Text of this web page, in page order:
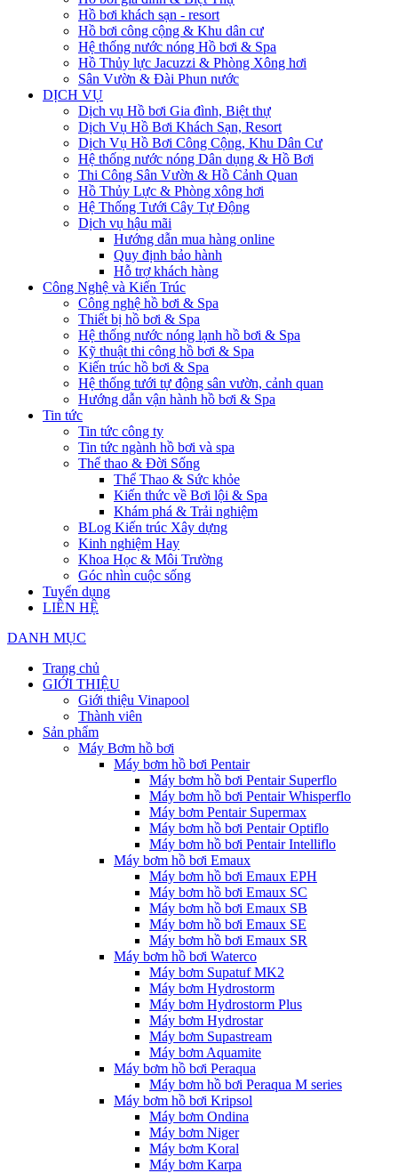
Hồ bơi khách sạn - resort
Hồ bơi công cộng & Khu dân cư
Hệ thống nước nóng Hồ bơi & Spa
Hồ Thủy lực Jacuzzi & Phòng Xông hơi
Sân Vườn & Đài Phun nước
DỊCH VỤ
Dịch vụ Hồ bơi Gia đình, Biệt thự
Dịch Vụ Hồ Bơi Khách Sạn, Resort
Dịch Vụ Hồ Bơi Công Cộng, Khu Dân Cư
Hệ thống nước nóng Dân dụng & Hồ Bơi
Thi Công Sân Vườn & Hồ Cảnh Quan
Hồ Thủy Lực & Phòng xông hơi
Hệ Thống Tưới Cây Tự Động
Dịch vụ hậu mãi
Hướng dẫn mua hàng online
Quy định bảo hành
Hỗ trợ khách hàng
Công Nghệ và Kiến Trúc
Công nghệ hồ bơi & Spa
Thiết bị hồ bơi & Spa
Hệ thống nước nóng lạnh hồ bơi & Spa
Kỹ thuật thi công hồ bơi & Spa
Kiến trúc hồ bơi & Spa
Hệ thống tưới tự động sân vườn, cảnh quan
Hướng dẫn vận hành hồ bơi & Spa
Tin tức
Tin tức công ty
Tin tức ngành hồ bơi và spa
Thể thao & Đời Sống
Thể Thao & Sức khỏe
Kiến thức về Bơi lội & Spa
Khám phá & Trải nghiệm
BLog Kiến trúc Xây dựng
Kinh nghiệm Hay
Khoa Học & Môi Trường
Góc nhìn cuộc sống
Tuyển dụng
LIÊN HỆ
DANH MỤC
Trang chủ
GIỚI THIỆU
Giới thiệu Vinapool
Thành viên
Sản phẩm
Máy Bơm hồ bơi
Máy bơm hồ bơi Pentair
Máy bơm hồ bơi Pentair Superflo
Máy bơm hồ bơi Pentair Whisperflo
Máy bơm Pentair Supermax
Máy bơm hồ bơi Pentair Optiflo
Máy bơm hồ bơi Pentair Intelliflo
Máy bơm hồ bơi Emaux
Máy bơm hồ bơi Emaux EPH
Máy bơm hồ bơi Emaux SC
Máy bơm hồ bơi Emaux SB
Máy bơm hồ bơi Emaux SE
Máy bơm hồ bơi Emaux SR
Máy bơm hồ bơi Waterco
Máy bơm Supatuf MK2
Máy bơm Hydrostorm
Máy bơm Hydrostorm Plus
Máy bơm Hydrostar
Máy bơm Supastream
Máy bơm Aquamite
Máy bơm hồ bơi Peraqua
Máy bơm hồ bơi Peraqua M series
Máy bơm hồ bơi Kripsol
Máy bơm Ondina
Máy bơm Niger
Máy bơm Koral
Máy bơm Karpa